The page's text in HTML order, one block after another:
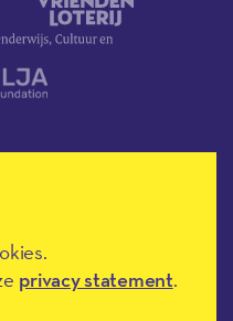
privacy statement.
heeft de
en is een